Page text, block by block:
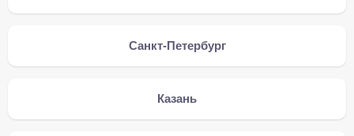
Санкт-Петербург
Казань